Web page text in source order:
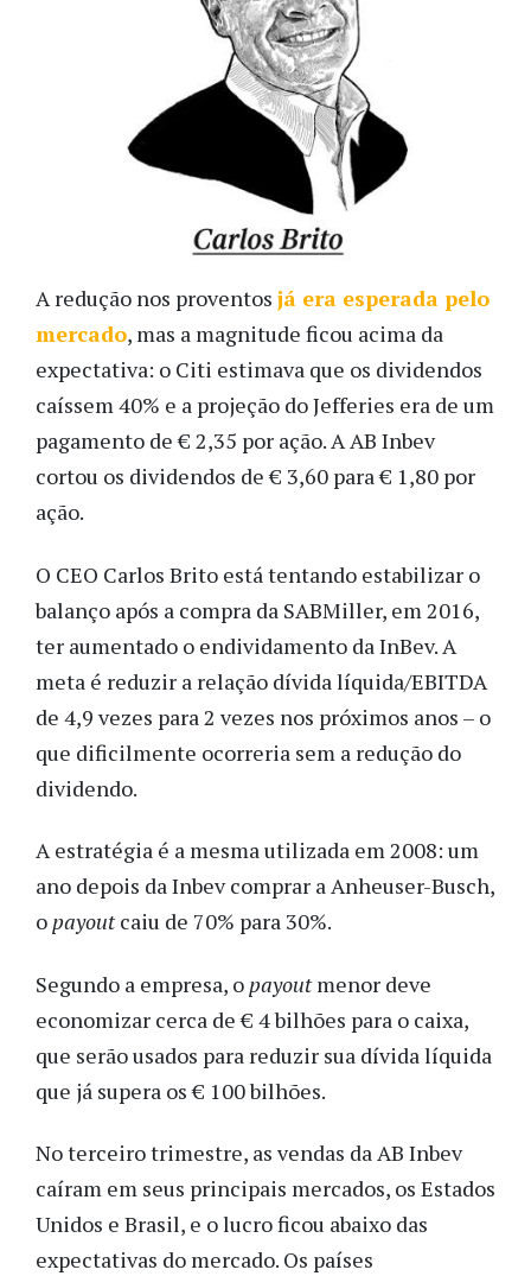
A redução nos proventos já era esperada pelo
mercado, mas a magnitude ficou acima da
expectativa: o Citi estimava que os dividendos
caíssem 40% e a projeção do Jefferies era de um
pagamento de € 2,35 por ação. A AB Inbev
cortou os dividendos de € 3,60 para € 1,80 por
ação.
O CEO Carlos Brito está tentando estabilizar o
balanço após a compra da SABMiller, em 2016,
ter aumentado o endividamento da InBev. A
meta é reduzir a relação dívida líquida/EBITDA
de 4,9 vezes para 2 vezes nos próximos anos – o
que dificilmente ocorreria sem a redução do
dividendo.
A estratégia é a mesma utilizada em 2008: um
ano depois da Inbev comprar a Anheuser-Busch,
o payoutcaiu de 70% para 30%.
Segundo a empresa, o payoutmenor deve
economizar cerca de € 4 bilhões para o caixa,
que serão usados para reduzir sua dívida líquida
que já supera os € 100 bilhões.
No terceiro trimestre, as vendas da AB Inbev
caíram em seus principais mercados, os Estados
Unidos e Brasil, e o lucro ficou abaixo das
expectativas do mercado. Os países